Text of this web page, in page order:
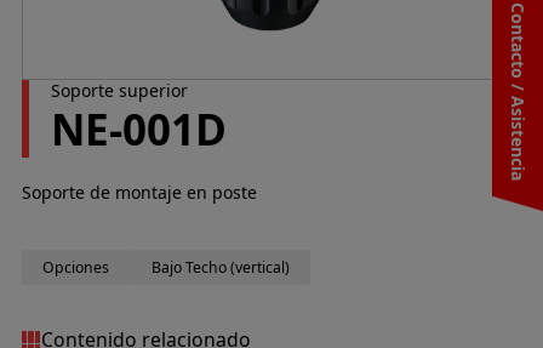
Contacto / Asistencia
Soporte superior
NE-001D
Soporte de montaje en poste
Opciones Bajo Techo (vertical)
Contenido relacionado